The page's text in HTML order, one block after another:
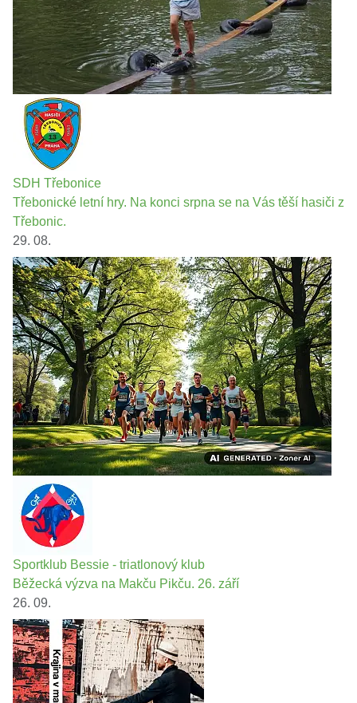
SDH Třebonice
Třebonické letní hry. Na konci srpna se na Vás těší hasiči z
Třebonic.
29. 08.
Sportklub Bessie - triatlonový klub
Běžecká výzva na Makču Pikču. 26. září
26. 09.